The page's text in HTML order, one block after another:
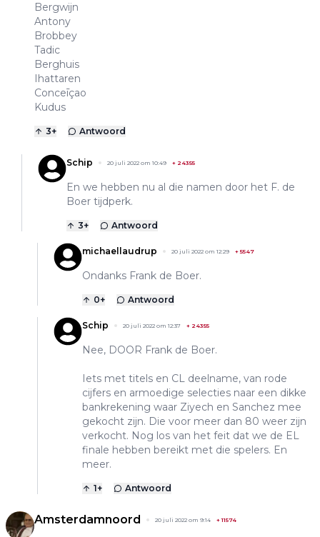
Bergwijn
Antony
Brobbey
Tadic
Berghuis
Ihattaren
Conceīçao
Kudus
3+ Antwoord
Schip 20 juli 2022 om 10:49 + 24355
En we hebben nu al die namen door het F. de
Boer tijdperk.
3+ Antwoord
michaellaudrup 20 juli 2022 om 12:29 +5547
Ondanks Frank de Boer.
0+ Antwoord
Schip 20 juli 2022 om 12:37 + 24355
Nee, DOOR Frank de Boer.
Iets met titels en CL deelname, van rode
cijfers en armoedige selecties naar een dikke
bankrekening waar Ziyech en Sanchez mee
gekocht zijn. Die voor meer dan 80 weer zijn
verkocht. Nog los van het feit dat we de EL
finale hebben bereikt met die spelers. En
meer.
1+ Antwoord
Amsterdamnoord 20 juli 2022 om 9:14 +11574